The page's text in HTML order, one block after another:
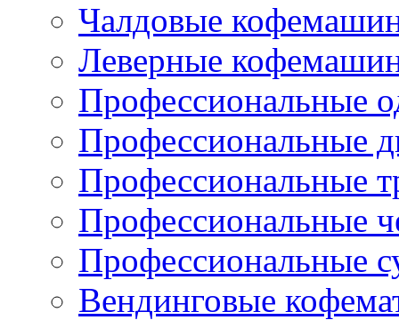
Чалдовые
Леверные
Профессиональные
Профессиональные
Профессиональные
Профессиональные
Профессиональные
Вендинговые